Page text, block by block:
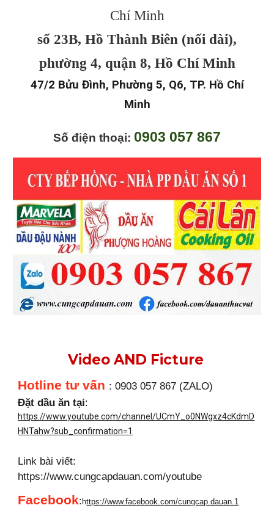
Chí Minh
số 23B, Hồ Thành Biên (nối dài),
phường 4, quận 8, Hồ Chí Minh
47/2 Bửu Đình, Phường 5, Q6, TP. Hồ Chí
Minh
Số điện thoại: 0903 057 867
Video AND Ficture
Hotline tư vấn : 0903 057 867 (ZALO)
Đặt dầu ăn tại:
https://www.youtube.com/channel/UCmY_o0NWgxz4cKdmD
HNTahw?sub_confirmation=1
Link bài viết:
https://www.cungcapdauan.com/youtube
Facebook: https://www.facebook.com/cungcap.dauan.1